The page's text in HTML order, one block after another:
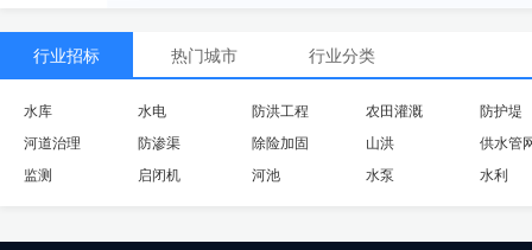
行业招标 热门城市 行业分类
水库 水电 防洪工程 农田灌溉
防护堤
河道治理
防渗渠 除险加固 山洪
供水管
监测
启闭机 河池 水泵 水利